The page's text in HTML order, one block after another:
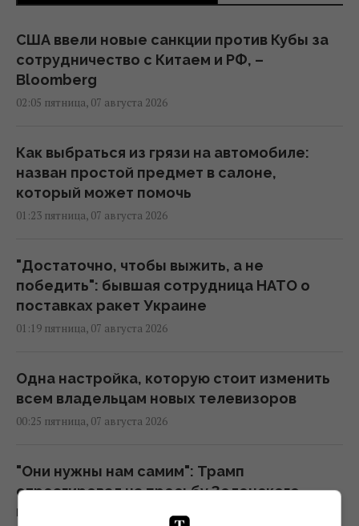
США ввели новые санкции против Кубы за
сотрудничество с Китаем и РФ, –
Bloomberg
02:05 пятница, 07 августа 2026
Как выбраться из грязи на автомобиле:
назван простой предмет в салоне,
который может помочь
01:23 пятница, 07 августа 2026
"Достаточно, чтобы выжить, а не
победить": бывшая сотрудница НАТО о
поставках ракет Украине
01:19 пятница, 07 августа 2026
Одна настройка, которую стоит изменить
всем владельцам новых телевизоров
00:25 пятница, 07 августа 2026
"Они нужны нам самим": Трамп
отреагировал на просьбу Зеленского
предоставить ракеты для системы Patriot